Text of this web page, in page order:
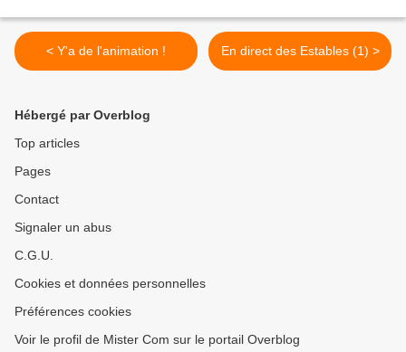
< Y'a de l'animation ! En direct des Estables (1) >
Hébergé par Overblog
Top articles
Pages
Contact
Signaler un abus
C.G.U.
Cookies et données personnelles
Préférences cookies
Voir le profil de Mister Com sur le portail Overblog